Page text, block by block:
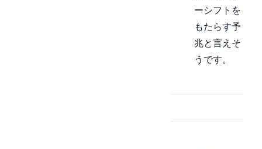
ーシフトを
もたらす予
兆と言えそ
うです。